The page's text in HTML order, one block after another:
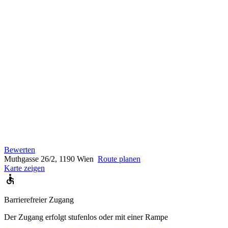
Bewerten
Muthgasse 26/2, 1190 Wien Route planen
Karte zeigen
Barrierefreier Zugang
Der Zugang erfolgt stufenlos oder mit einer Rampe